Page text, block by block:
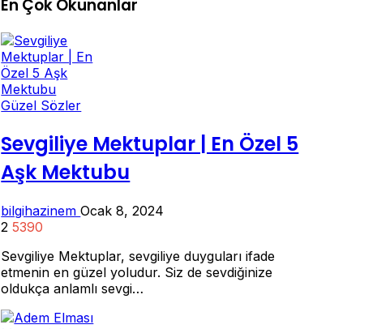
En Çok Okunanlar
Güzel Sözler
Sevgiliye Mektuplar | En Özel 5
Aşk Mektubu
bilgihazinemOcak 8, 2024
2 5390
Sevgiliye Mektuplar, sevgiliye duyguları ifade
etmenin en güzel yoludur. Siz de sevdiğinize
oldukça anlamlı sevgi…